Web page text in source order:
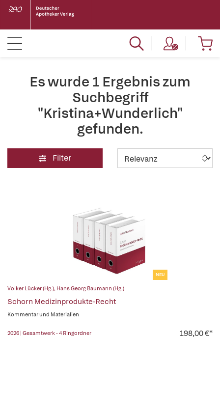
Es wurde 1 Ergebnis zum
Suchbegriff
"Kristina+Wunderlich"
gefunden.
Filter
NEU
Volker Lücker (Hg.), Hans Georg Baumann (Hg.)
Schorn Medizinprodukte-Recht
Kommentar und Materialien
2026 | Gesamtwerk - 4 Ringordner 198,00 €*